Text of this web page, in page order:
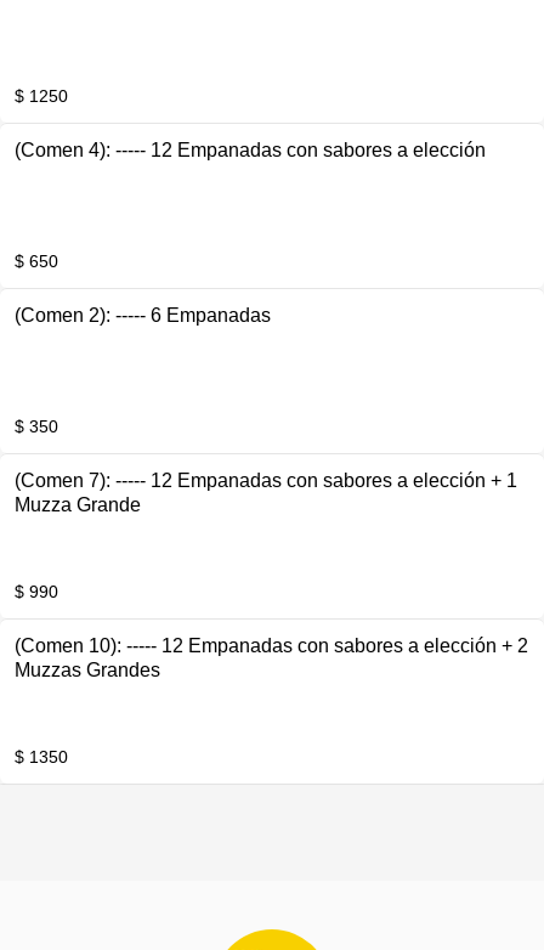
$ 1250
(Comen 4): ----- 12 Empanadas con sabores a elección
$ 650
(Comen 2): ----- 6 Empanadas
$ 350
(Comen 7): ----- 12 Empanadas con sabores a elección + 1
Muzza Grande
$ 990
(Comen 10): ----- 12 Empanadas con sabores a elección + 2
Muzzas Grandes
$ 1350